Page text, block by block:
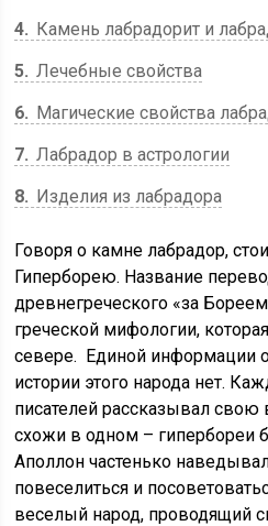
4
Камень лабрадорит и
5 Лечебные свойства
6
Магические свойства
7 Лабрадор в астрологии
8
Изделия из лабрадора
Говоря о камне лабрадор,
Гиперборею. Название
древнегреческого «за
греческой мифологии,
севере. Единой информации
истории этого народа нет.
писателей рассказывал
схожи в одном – гипербореи
Аполлон частенько
повеселиться и
веселый народ, проводящий